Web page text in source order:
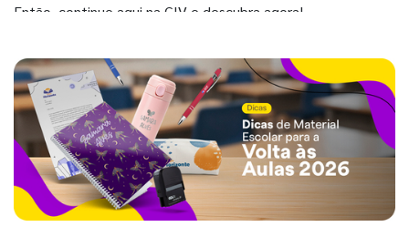
Então, continue aqui na GIV e descubra agora!